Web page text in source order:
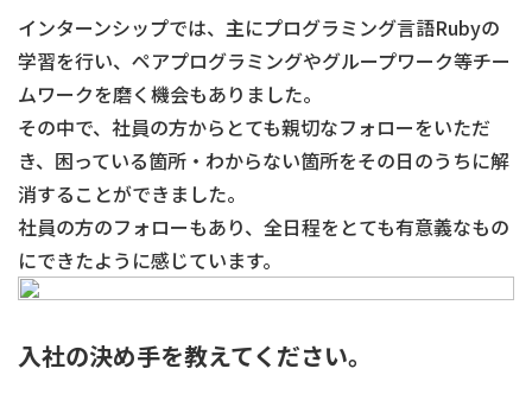
インターンシップでは、主にプログラミング言語Rubyの
学習を行い、ペアプログラミングやグループワーク等チー
ムワークを磨く機会もありました。
その中で、社員の方からとても親切なフォローをいただ
き、困っている箇所・わからない箇所をその日のうちに解
消することができました。
社員の方のフォローもあり、全日程をとても有意義なもの
にできたように感じています。
入社の決め手を教えてください。